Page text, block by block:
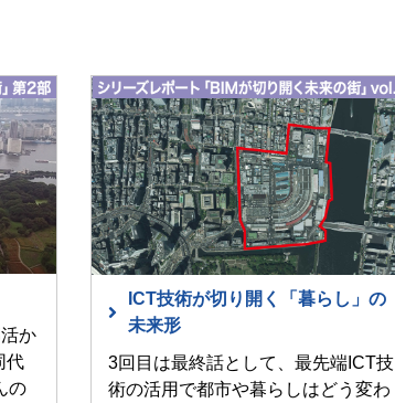
か
代
の
ICT技術が切り開く「暮らし」の
未来形
3回目は最終話として、最先端ICT技
術の活用で都市や暮らしはどう変わ